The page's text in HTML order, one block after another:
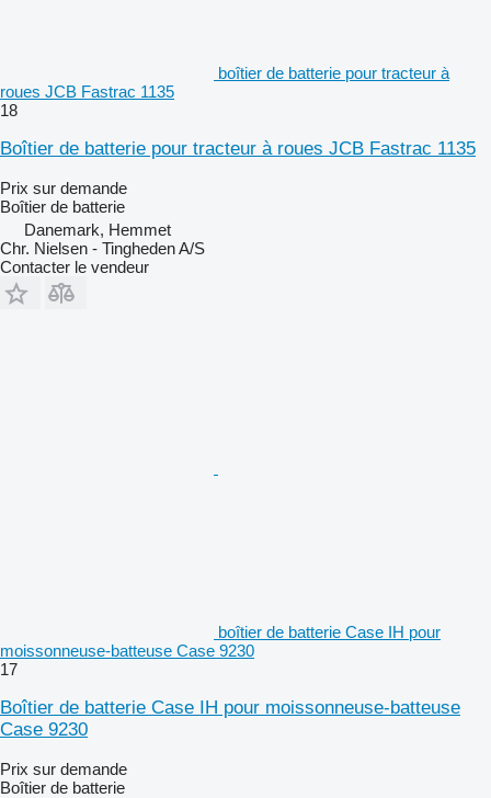
boîtier de batterie pour tracteur à
roues JCB Fastrac 1135
18
Boîtier de batterie pour tracteur à roues JCB Fastrac 1135
Prix sur demande
Boîtier de batterie
Danemark, Hemmet
Chr. Nielsen - Tingheden A/S
Contacter le vendeur
boîtier de batterie Case IH pour
moissonneuse-batteuse Case 9230
17
Boîtier de batterie Case IH pour moissonneuse-batteuse
Case 9230
Prix sur demande
Boîtier de batterie